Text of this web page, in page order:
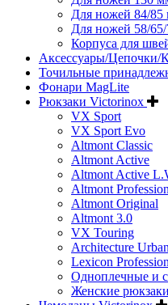
Для ножей 84/85
Для ножей 58/
Корпуса для
Аксессуары/
Точильные
Фонари MagLite
Рюкзаки Victorinox
VX Sport
VX Sport Evo
Altmont Classic
Altmont Active
Altmont Active
Altmont
Altmont Original
Altmont 3.0
VX Touring
Architecture Urban
Lexicon
Одноплечные и
Женские рюкзаки